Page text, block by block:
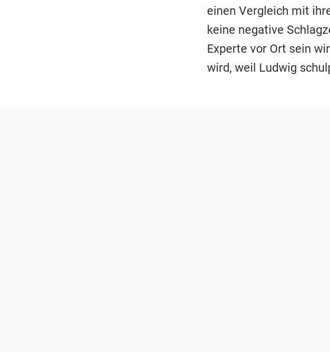
einen Vergleich mit
keine negative
Experte vor Ort sein
wird, weil Ludwig